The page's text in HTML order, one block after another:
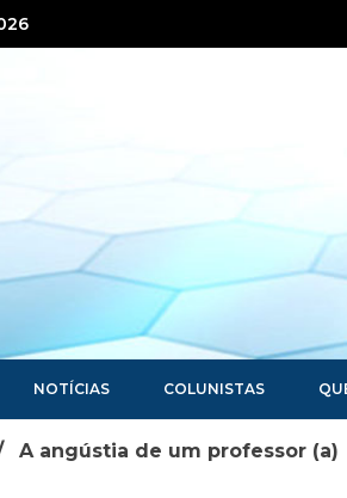
NOTÍCIAS COLUNISTAS
A angústia de um professor (a)